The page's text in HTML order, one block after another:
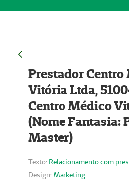
Prestador Centro
Vitória Ltda,
Centro Médico
(Nome Fantasia:
Master)
Texto: Relacionamento com
Design: Marketing